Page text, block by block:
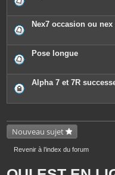
Nex7 occasion ou nex
Pose longue
Alpha 7 et 7R
Nouveau sujet
Revenir à l’index du forum